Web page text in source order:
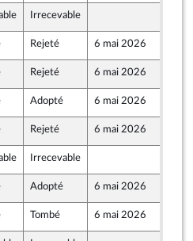
Irrecevable
Rejeté 6 mai 2026
Rejeté 6 mai 2026
Adopté 6 mai 2026
Front Populaire
Rejeté 6 mai 2026
Irrecevable
Adopté 6 mai 2026
Tombé 6 mai 2026